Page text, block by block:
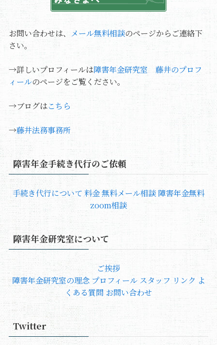
お問い合わせは、 メール無料相談のページからご連絡下
さい。
→詳しいプロフィールは障害年金研究室 藤井のプロフ
ィールのページをご覧ください。
→ブログはこちら
→藤井法務事務所
障害年金手続き代行のご依頼
手続き代行について 料金無料メール相談 障害年金無料
zoom相談
障害年金研究室について
ご挨拶
障害年金研究室の理念 プロフィール スタッフ リンク よ
くある質問 お問い合わせ
Twitter